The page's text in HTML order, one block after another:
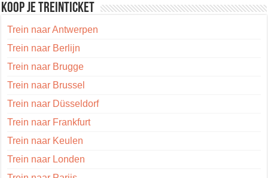
Koop je treinticket
Trein naar Antwerpen
Trein naar Berlijn
Trein naar Brugge
Trein naar Brussel
Trein naar Düsseldorf
Trein naar Frankfurt
Trein naar Keulen
Trein naar Londen